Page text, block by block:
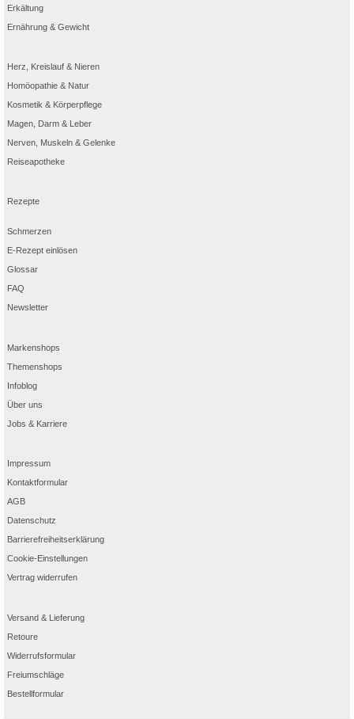
Erkältung
Ernährung & Gewicht
Herz, Kreislauf & Nieren
Homöopathie & Natur
Kosmetik & Körperpflege
Magen, Darm & Leber
Nerven, Muskeln & Gelenke
Reiseapotheke
Rezepte
Schmerzen
E-Rezept einlösen
Glossar
FAQ
Newsletter
Markenshops
Themenshops
Infoblog
Über uns
Jobs & Karriere
Impressum
Kontaktformular
AGB
Datenschutz
Barrierefreiheitserklärung
Cookie-Einstellungen
Vertrag widerrufen
Versand & Lieferung
Retoure
Widerrufsformular
Freiumschläge
Bestellformular